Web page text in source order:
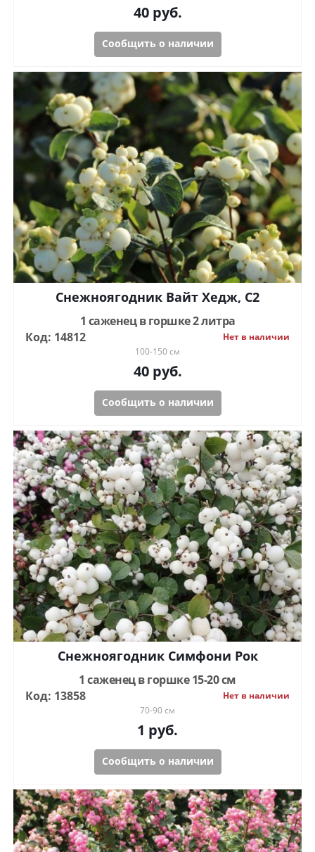
40руб.
Сообщить о наличии
Снежноягодник Вайт Хедж, С2
1 саженец в горшке 2 литра
Код: 14812
Нет в наличии
100-150 см
40руб.
Сообщить о наличии
Снежноягодник Симфони Рок
1 саженец в горшке 15-20 см
Код: 13858
Нет в наличии
70-90 см
1 руб.
Сообщить о наличии